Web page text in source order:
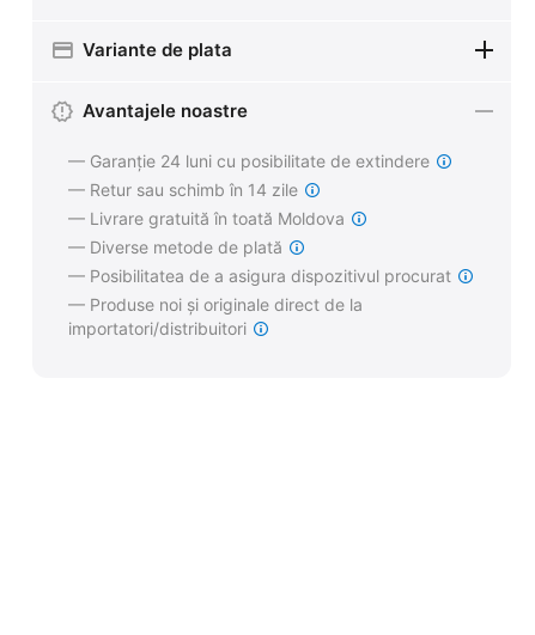
Variante de plata
Avantajele noastre
— Garanție 24 luni cu posibilitate de extindere
— Retur sau schimb în 14 zile
— Livrare gratuită în toată Moldova
— Diverse metode de plată
— Posibilitatea de a asigura dispozitivul procurat
— Produse noi și originale direct de la
importatori/distribuitori